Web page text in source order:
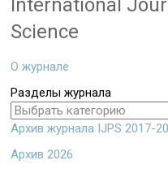
International
Science
О журнале
Разделы журнала
Архив журнала IJPS 2017-
Архив 2026